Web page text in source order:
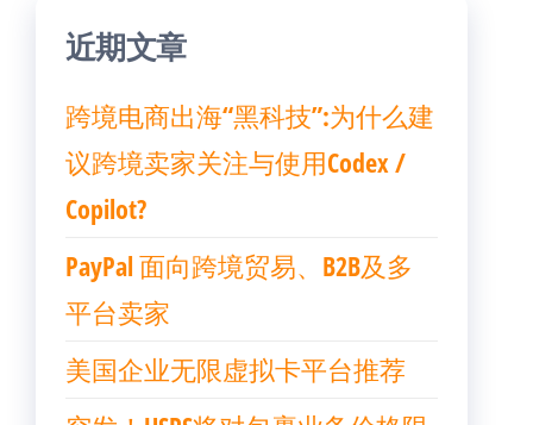
近期文章
跨境电商出海“黑科技”:为什么建
议跨境卖家关注与使用Codex /
Copilot?
PayPal 面向跨境贸易、B2B及多
平台卖家
美国企业无限虚拟卡平台推荐